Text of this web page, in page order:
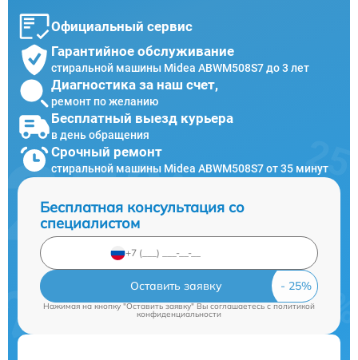
Официальный сервис
Гарантийное обслуживание
стиральной машины Midea ABWM508S7 до 3 лет
Диагностика за наш счет,
ремонт по желанию
Бесплатный выезд курьера
в день обращения
Срочный ремонт
стиральной машины Midea ABWM508S7 от 35 минут
Бесплатная консультация со
специалистом
Оставить заявку
Нажимая на кнопку "Оставить заявку" Вы соглашаетесь cполитикой
конфиденциальности